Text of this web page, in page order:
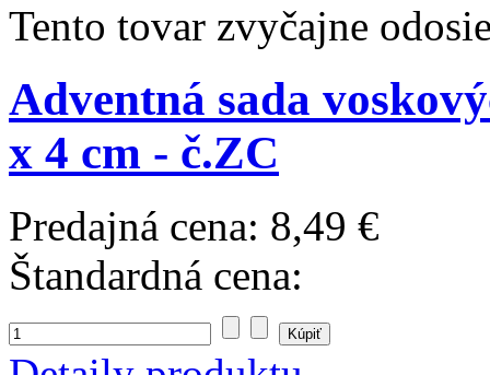
Tento tovar zvyčajne
Adventná sada
x 4 cm - č.ZC
Predajná cena: 8,49 €
Štandardná cena: